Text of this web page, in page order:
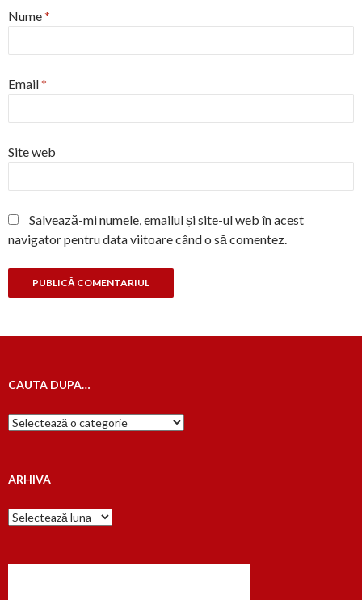
Nume*
Email*
Site web
Salvează-mi numele, emailul și site-ul web în acest
navigator pentru data viitoare când o să comentez.
CAUTA DUPA…
Cauta
dupa…
ARHIVA
Arhiva